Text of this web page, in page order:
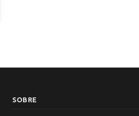
SOBRE